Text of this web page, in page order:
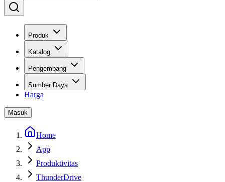
Produk
Katalog
Pengembang
Sumber Daya
Harga
Masuk
Home
App
Produktivitas
ThunderDrive